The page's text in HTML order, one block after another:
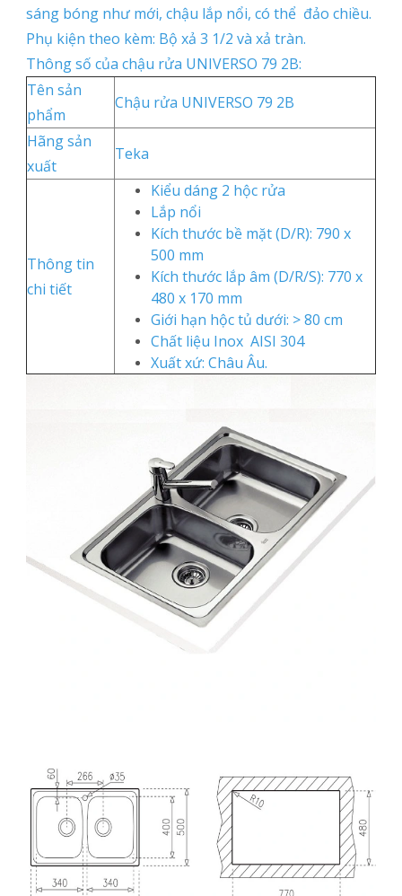
sáng bóng như mới, chậu lắp nổi, có thể đảo chiều.
Phụ kiện theo kèm: Bộ xả 3 1/2 và xả tràn.
Thông số của chậu rửa UNIVERSO 79 2B:
Tên sản
phẩm
Chậu rửa UNIVERSO 79 2B
Hãng sản
xuất
Teka
Thông tin
chi tiết
Kiểu dáng 2 hộc rửa
Lắp nổi
Kích thước bề mặt (D/R): 790 x
500 mm
Kích thước lắp âm (D/R/S): 770 x
480 x 170 mm
Giới hạn hộc tủ dưới: > 80 cm
Chất liệu Inox AISI 304
Xuất xứ: Châu Âu.